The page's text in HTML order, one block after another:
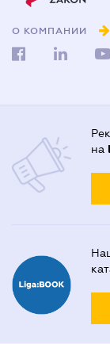
О КОМПАНИИ
на